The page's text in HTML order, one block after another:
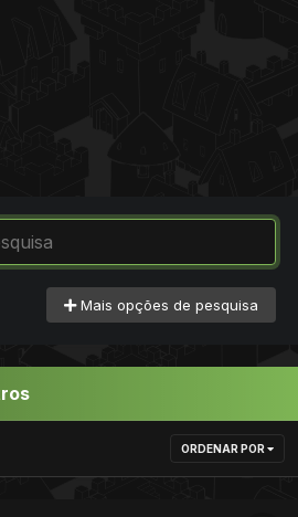
Mais opções de pesquisa
ORDENAR POR